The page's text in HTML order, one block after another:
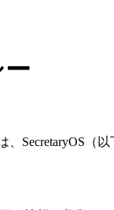
SecretaryOS（